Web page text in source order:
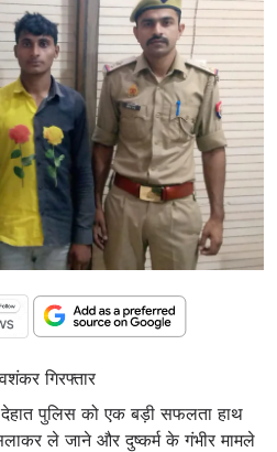
गिरफ्तार
पुलिस को एक बड़ी सफलता हाथ
ले जाने और दुष्कर्म के गंभीर मामले